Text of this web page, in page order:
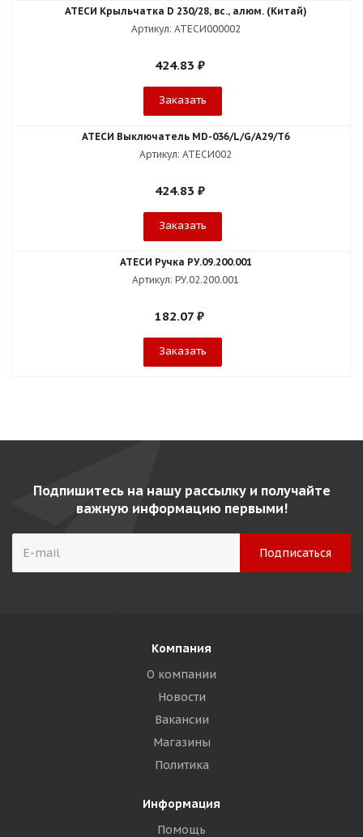
АТЕСИ Крыльчатка D 230/28, вс., алюм. (Китай)
Артикул: АТЕСИ000002
424.83 ₽
Заказать
АТЕСИ Выключатель МD-036/L/G/А29/Т6
Артикул: АТЕСИ002
424.83 ₽
Заказать
АТЕСИ Ручка РУ.09.200.001
Артикул: РУ.02.200.001
182.07 ₽
Заказать
Подпишитесь на нашу рассылку и получайте
важную информацию первыми!
Компания
О компании
Новости
Вакансии
Магазины
Политика
Информация
Помощь